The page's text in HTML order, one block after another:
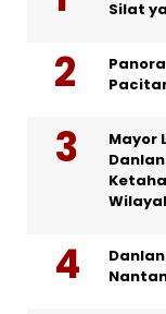
Silat
Mayor